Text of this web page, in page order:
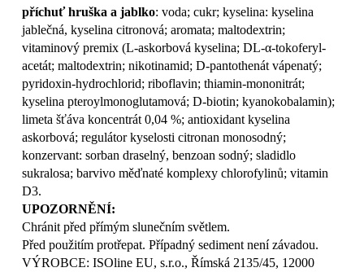
příchuť hruška a jablko: voda; cukr; kyselina: kyselina
jablečná, kyselina citronová; aromata; maltodextrin;
vitaminový premix (L-askorbová kyselina; DL-α-tokoferyl-
acetát; maltodextrin; nikotinamid; D-pantothenát vápenatý;
pyridoxin-hydrochlorid; riboflavin; thiamin-mononitrát;
kyselina pteroylmonoglutamová; D-biotin; kyanokobalamin);
limeta šťáva koncentrát 0,04 %; antioxidant kyselina
askorbová; regulátor kyselosti citronan monosodný;
konzervant: sorban draselný, benzoan sodný; sladidlo
sukralosa; barvivo měďnaté komplexy chlorofylinů; vitamin
D3.
UPOZORNĚNÍ:
Chránit před přímým slunečním světlem.
Před použitím protřepat. Případný sediment není závadou.
VÝROBCE: ISOline EU, s.r.o., Římská 2135/45, 12000